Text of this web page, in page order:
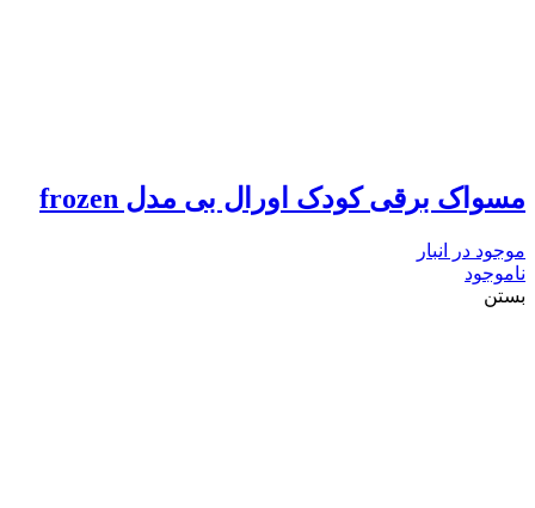
مسواک برقی کودک اورال بی مدل frozen
موجود در انبار
ناموجود
بستن